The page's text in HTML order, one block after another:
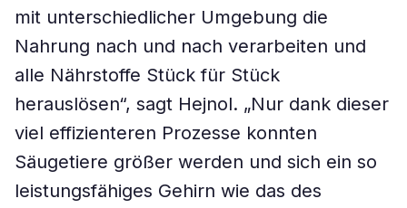
mit unterschiedlicher Umgebung die
Nahrung nach und nach verarbeiten und
alle Nährstoffe Stück für Stück
herauslösen“, sagt Hejnol. „Nur dank dieser
viel effizienteren Prozesse konnten
Säugetiere größer werden und sich ein so
leistungsfähiges Gehirn wie das des